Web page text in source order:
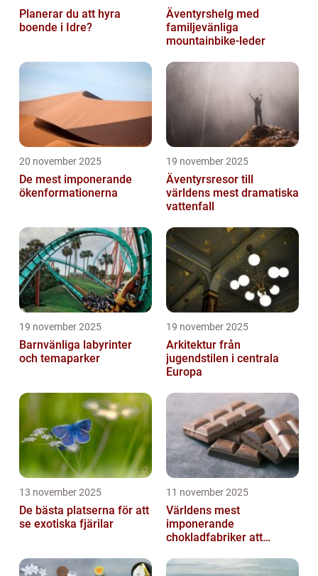
Planerar du att hyra
boende i Idre?
Äventyrshelg med
familjevänliga
mountainbike-leder
20 november 2025
De mest imponerande
ökenformationerna
19 november 2025
Äventyrsresor till
världens mest dramatiska
vattenfall
19 november 2025
Barnvänliga labyrinter
och temaparker
19 november 2025
Arkitektur från
jugendstilen i centrala
Europa
13 november 2025
De bästa platserna för att
se exotiska fjärilar
11 november 2025
Världens mest
imponerande
chokladfabriker att